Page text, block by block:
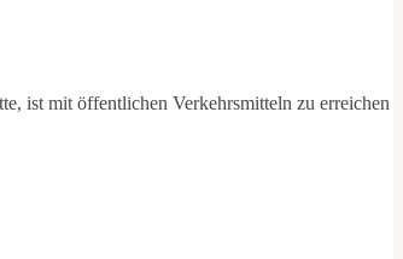
ist mit öffentlichen Verkehrsmitteln zu erreichen